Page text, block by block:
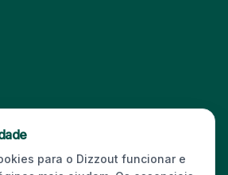
Partners · For Business
para o Dizzout funcionar e